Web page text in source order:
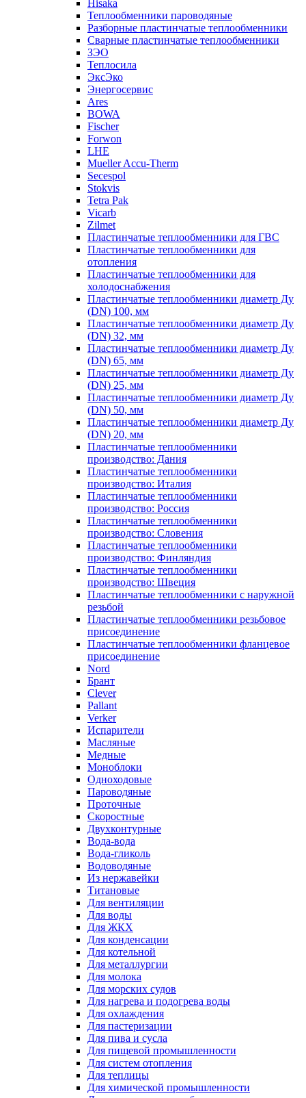
Hisaka
Теплообменники пароводяные
Разборные пластинчатые теплообменники
Сварные пластинчатые теплообменники
ЗЭО
Теплосила
ЭксЭко
Энергосервис
Ares
BOWA
Fischer
Forwon
LHE
Mueller Accu-Therm
Secespol
Stokvis
Tetra Pak
Vicarb
Zilmet
Пластинчатые теплообменники для ГВС
Пластинчатые теплообменники для
отопления
Пластинчатые теплообменники для
холодоснабжения
Пластинчатые теплообменники диаметр Ду
(DN) 100, мм
Пластинчатые теплообменники диаметр Ду
(DN) 32, мм
Пластинчатые теплообменники диаметр Ду
(DN) 65, мм
Пластинчатые теплообменники диаметр Ду
(DN) 25, мм
Пластинчатые теплообменники диаметр Ду
(DN) 50, мм
Пластинчатые теплообменники диаметр Ду
(DN) 20, мм
Пластинчатые теплообменники
производство: Дания
Пластинчатые теплообменники
производство: Италия
Пластинчатые теплообменники
производство: Россия
Пластинчатые теплообменники
производство: Словения
Пластинчатые теплообменники
производство: Финляндия
Пластинчатые теплообменники
производство: Швеция
Пластинчатые теплообменники с наружной
резьбой
Пластинчатые теплообменники резьбовое
присоединение
Пластинчатые теплообменники фланцевое
присоединение
Nord
Брант
Clever
Pallant
Verker
Испарители
Масляные
Медные
Моноблоки
Одноходовые
Пароводяные
Проточные
Скоростные
Двухконтурные
Вода-вода
Вода-гликоль
Водоводяные
Из нержавейки
Титановые
Для вентиляции
Для воды
Для ЖКХ
Для конденсации
Для котельной
Для металлургии
Для молока
Для морских судов
Для нагрева и подогрева воды
Для охлаждения
Для пастеризации
Для пива и сусла
Для пищевой промышленности
Для систем отопления
Для теплицы
Для химической промышленности